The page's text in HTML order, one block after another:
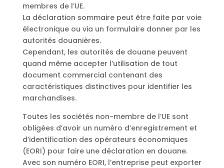
membres de l’UE.
La déclaration sommaire peut être faite par voie
électronique ou via un formulaire donner par les
autorités douanières.
Cependant, les autorités de douane peuvent
quand même accepter l’utilisation de tout
document commercial contenant des
caractéristiques distinctives pour identifier les
marchandises.
Toutes les sociétés non-membre de l’UE sont
obligées d’avoir un numéro d’enregistrement et
d’identification des opérateurs économiques
(EORI) pour faire une déclaration en douane.
Avec son numéro EORI, l’entreprise peut exporter